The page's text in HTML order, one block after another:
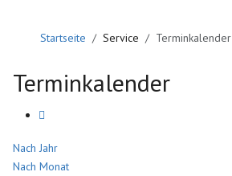
Startseite Service Terminkalender
Terminkalender
Nach Jahr
Nach Monat